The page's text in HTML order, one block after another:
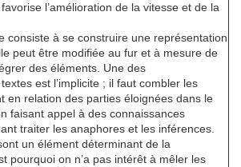
l’amélioration de la vitesse et de la
consiste à se construire une représentation
peut être modifiée au fur et à mesure de
des éléments. Une des
est l’implicite ; il faut combler les
en relation des parties éloignées dans le
faisant appel à des connaissances
traiter les anaphores et les inférences.
un élément déterminant de la
pourquoi on n’a pas intérêt à mêler les